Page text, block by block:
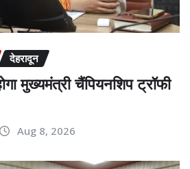
देहरादून
मुख्यमंत्री चैंपियनशिप ट्रॉफी
Aug 8, 2026